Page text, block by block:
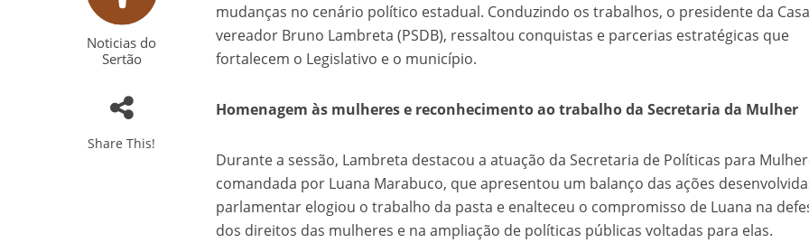
Noticias do
Sertão
Share This!
mudanças no cenário político estadual. Conduzindo os trabalhos, o presidente da
vereador Bruno Lambreta (PSDB), ressaltou conquistas e parcerias estratégicas que
fortalecem o Legislativo e o município.
Homenagem às mulheres e reconhecimento ao trabalho da Secretaria da Mulher
Durante a sessão, Lambreta destacou a atuação da Secretaria de Políticas para
comandada por Luana Marabuco, que apresentou um balanço das ações
parlamentar elogiou o trabalho da pasta e enalteceu o compromisso de Luana na
dos direitos das mulheres e na ampliação de políticas públicas voltadas para elas.